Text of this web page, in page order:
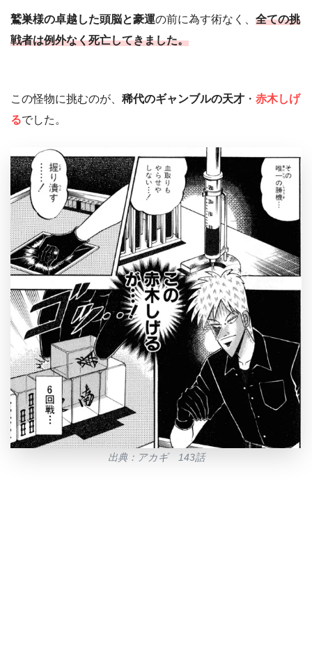
鷲巣様の卓越した頭脳と豪運の前に為す術なく、 全ての挑
戦者は例外なく死亡してきました。
この怪物に挑むのが、 稀代のギャンブルの天才 ・ 赤木しげ
るでした。
出典：アカギ 143話